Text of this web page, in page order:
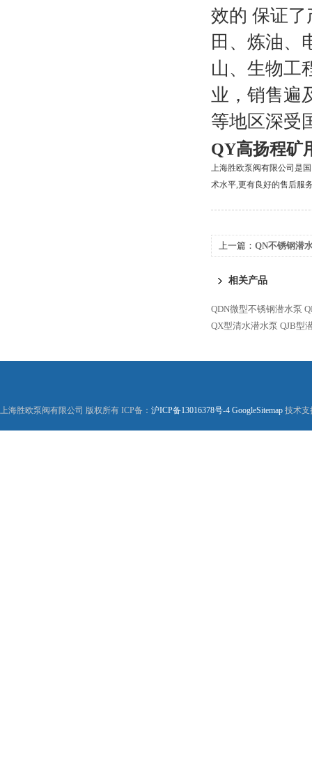
效的 保证
田、炼油、
山、生物工
业，销售遍
等地区深受
QY高扬程矿
上海胜欧泵阀有限公司是
术水平,更有良好的售后服
上一篇： QN不锈钢潜
相关产品
QDN微型不锈钢潜水泵
QX型清水潜水泵 QJB型
上海胜欧泵阀有限公司 版权所有 ICP备： 沪ICP备13016378号-4 GoogleSitemap 技术支